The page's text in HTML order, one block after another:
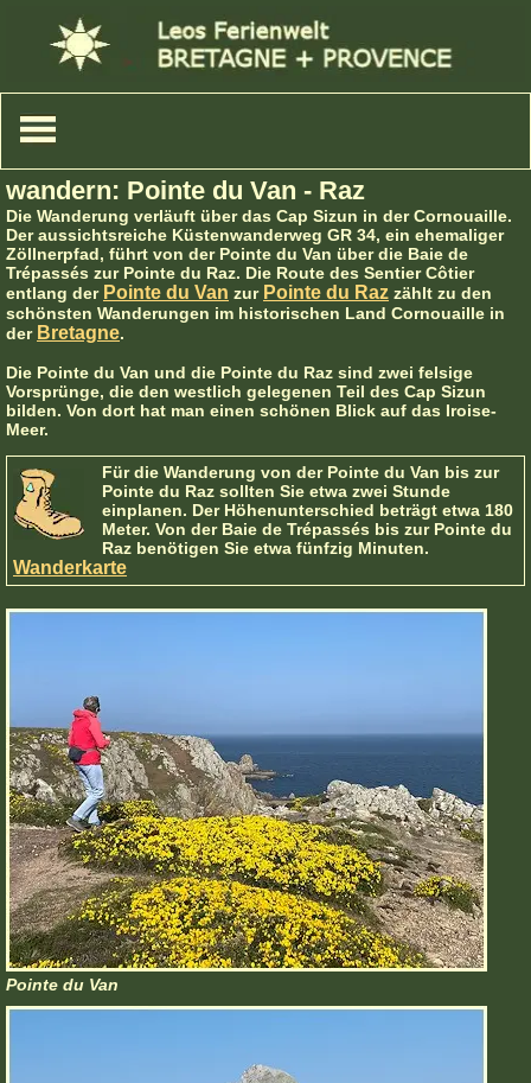
wandern: Pointe du Van - Raz
Die Wanderung verläuft über das Cap Sizun in der Cornouaille.
Der aussichtsreiche Küstenwanderweg GR 34, ein ehemaliger
Zöllnerpfad, führt von der Pointe du Van über die Baie de
Trépassés zur Pointe du Raz. Die Route des Sentier Côtier
entlang der Pointe du Van zur Pointe du Raz zählt zu den
schönsten Wanderungen im historischen Land Cornouaille in
der Bretagne.
Die Pointe du Van und die Pointe du Raz sind zwei felsige
Vorsprünge, die den westlich gelegenen Teil des Cap Sizun
bilden. Von dort hat man einen schönen Blick auf das Iroise-
Meer.
Für die Wanderung von der Pointe du Van bis zur
Pointe du Raz sollten Sie etwa zwei Stunde
einplanen. Der Höhenunterschied beträgt etwa 180
Meter. Von der Baie de Trépassés bis zur Pointe du
Raz benötigen Sie etwa fünfzig Minuten.
Wanderkarte
Pointe du Van